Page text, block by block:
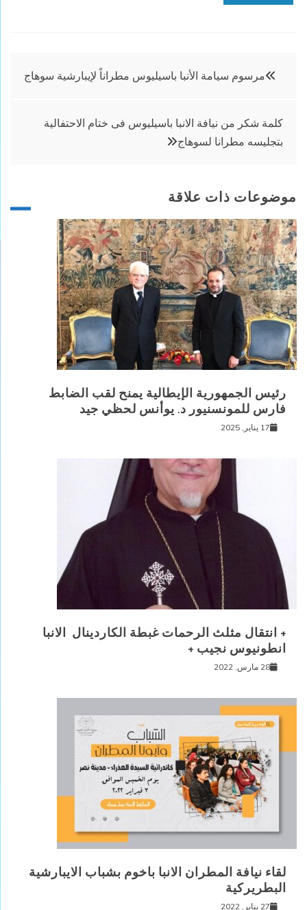
تصفّح
مرسوم سيامة الأنبا باسيليوس مطراناً لإيبارشية سوهاج
كلمة شكر من نيافة الانبا باسيليوس فى ختام الاحتفالية
بتجليسه مطرانا لسوهاج
موضوعات ذات علاقة
رئيس الجمهورية الإيطالية يمنح لقب الضابط
فارس للمونسنيور د. يوأنس لحظي جيد
17 يناير, 2025
+ انتقال مثلث الرحمات غبطة الكاردينال الانبا
انطونيوس نجيب +
28 مارس, 2022
لقاء نيافة المطران الانبا باخوم بشباب الايبارشية
البطريركية
27 يناير, 2022